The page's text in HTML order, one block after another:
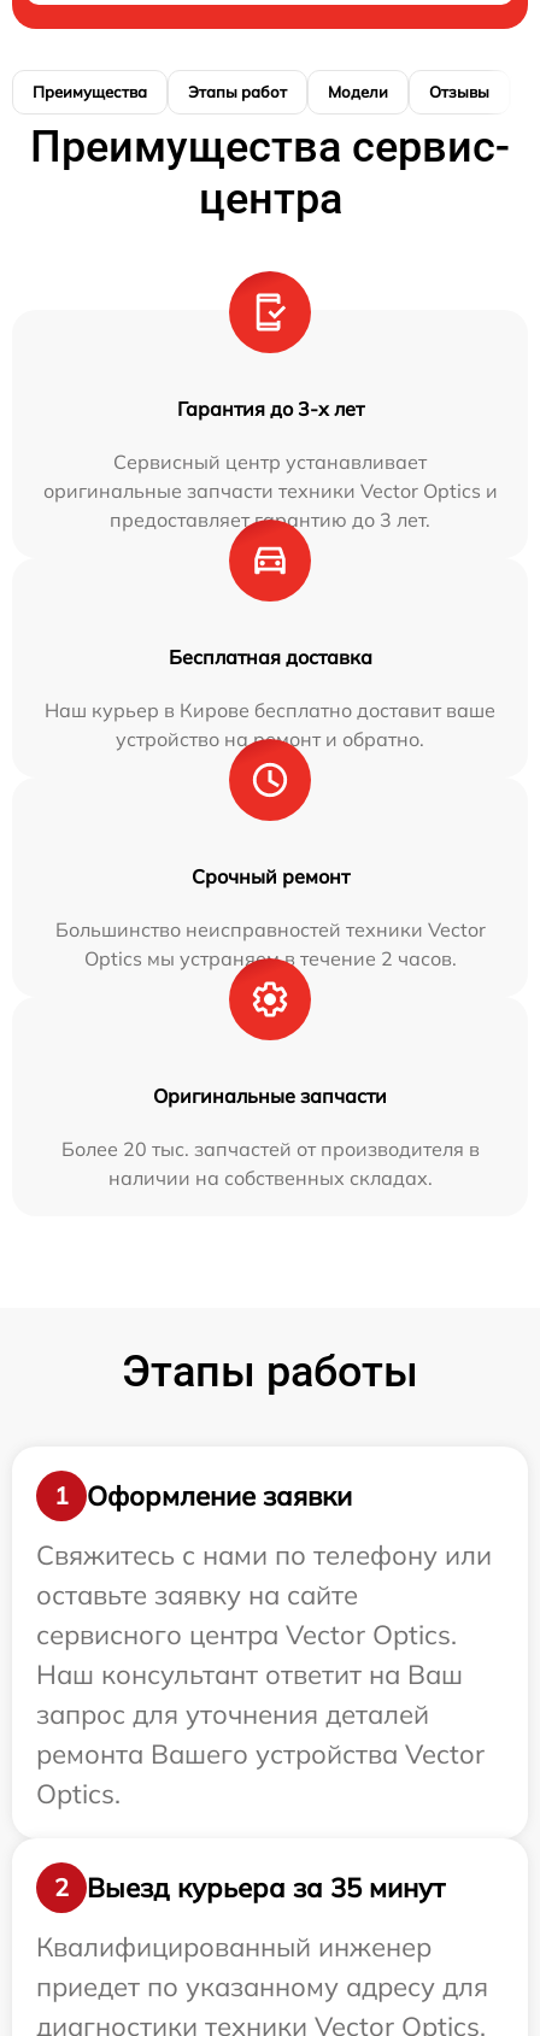
Преимущества Этапы работ Модели Отзывы
Преимущества сервис-
центра
Гарантия до 3-х лет
Сервисный центр устанавливает
оригинальные запчасти техники Vector Optics и
предоставляет гарантию до 3 лет.
Бесплатная доставка
Наш курьер в Кирове бесплатно доставит ваше
устройство на ремонт и обратно.
Срочный ремонт
Большинство неисправностей техники Vector
Optics мы устраняем в течение 2 часов.
Оригинальные запчасти
Более 20 тыс. запчастей от производителя в
наличии на собственных складах.
Этапы работы
1
Оформление заявки
Свяжитесь с нами по телефону или
оставьте заявку на сайте
сервисного центра Vector Optics.
Наш консультант ответит на Ваш
запрос для уточнения деталей
ремонта Вашего устройства Vector
Optics.
2
Выезд курьера за 35 минут
Квалифицированный инженер
приедет по указанному адресу для
диагностики техники Vector Optics.